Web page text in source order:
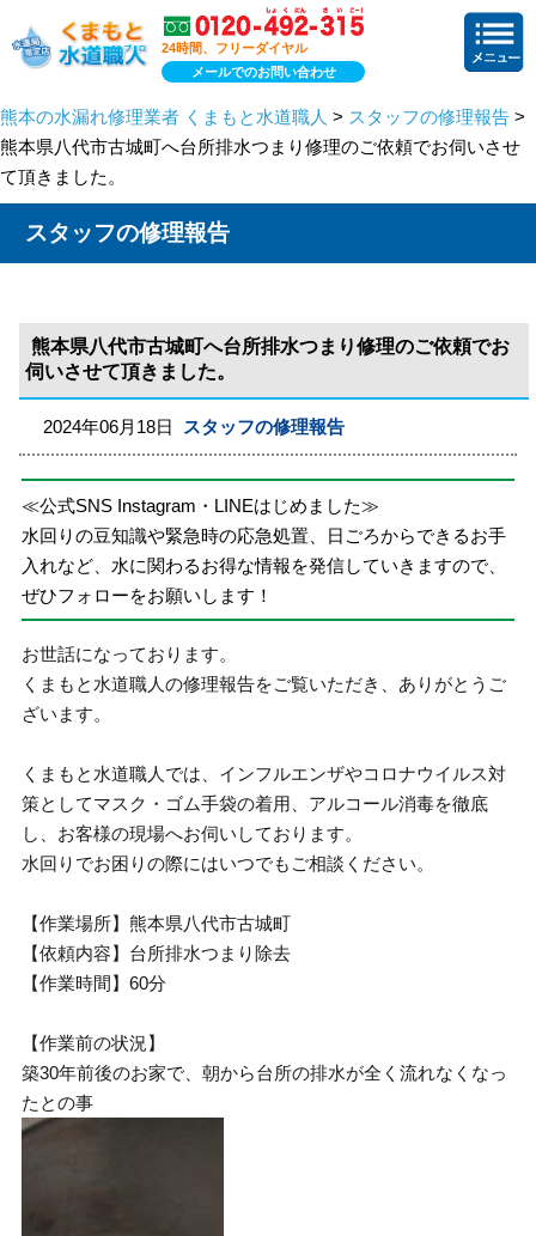
24時間、フリーダイヤル
メールでのお問い合わせ
熊本の水漏れ修理業者 くまもと水道職人 > スタッフの修理報告 >
熊本県八代市古城町へ台所排水つまり修理のご依頼でお伺いさせ
て頂きました。
スタッフの修理報告
熊本県八代市古城町へ台所排水つまり修理のご依頼でお
伺いさせて頂きました。
2024年06月18日 スタッフの修理報告
≪公式SNS Instagram・LINEはじめました≫
水回りの豆知識や緊急時の応急処置、日ごろからできるお手
入れなど、水に関わるお得な情報を発信していきますので、
ぜひフォローをお願いします！
お世話になっております。
くまもと水道職人の修理報告をご覧いただき、ありがとうご
ざいます。
くまもと水道職人では、インフルエンザやコロナウイルス対
策としてマスク・ゴム手袋の着用、アルコール消毒を徹底
し、お客様の現場へお伺いしております。
水回りでお困りの際にはいつでもご相談ください。
【作業場所】熊本県八代市古城町
【依頼内容】台所排水つまり除去
【作業時間】60分
【作業前の状況】
築30年前後のお家で、朝から台所の排水が全く流れなくなっ
たとの事